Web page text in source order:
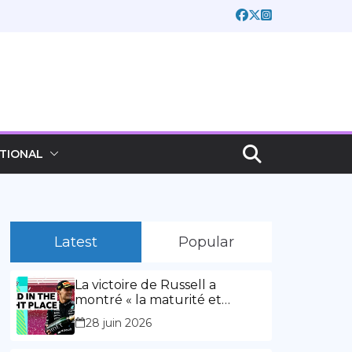
Latest Popular
La victoire de Russell a
montré « la maturité et
l’expérience » Vidéo,
00:02:03La victoire de Russell
28 juin 2026